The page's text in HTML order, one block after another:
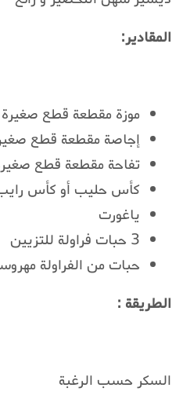
المقادير:
موزة مقطعة قطع صغيرة
إجاصة مقطعة قطع
تفاحة مقطعة قطع
كأس حليب أو كأس
ياغورت
3 حبات فراولة للتزيين
حبات من الفراولة
الطريقة :
السكر حسب الرغبة